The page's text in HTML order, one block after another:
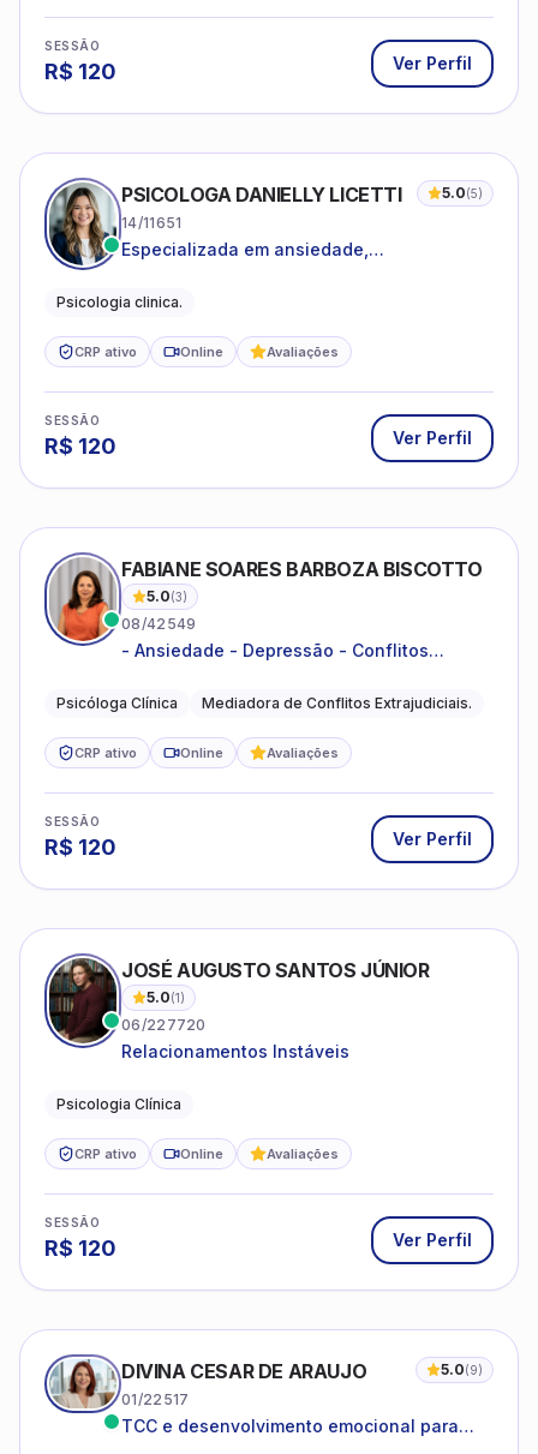
SESSÃO
R$ 120 Ver Perfil
PSICOLOGA DANIELLY LICETTI 5.0(5)
14/11651
Especializada em ansiedade,
Psicologia clinica.
CRP ativo Online Avaliações
SESSÃO
R$ 120 Ver Perfil
FABIANE SOARES BARBOZA BISCOTTO
5.0(3)
08/42549
- Ansiedade - Depressão - Conflitos
relacionamentos - Autoestima -
Psicóloga Clínica Mediadora de Conflitos Extrajudiciais.
CRP ativo Online Avaliações
SESSÃO
R$ 120 Ver Perfil
JOSÉ AUGUSTO SANTOS JÚNIOR
5.0(1)
06/227720
Relacionamentos Instáveis
Psicologia Clínica
CRP ativo Online Avaliações
SESSÃO
R$ 120 Ver Perfil
DIVINA CESAR DE ARAUJO 5.0(9)
01/22517
TCC e desenvolvimento emocional para